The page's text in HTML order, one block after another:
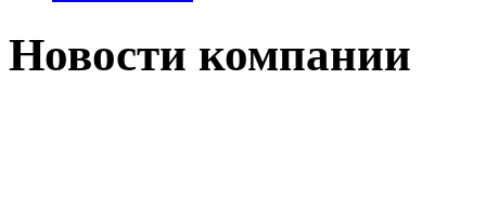
Новости компании